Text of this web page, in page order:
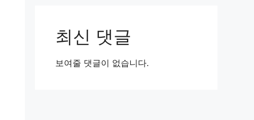
최신 댓글
보여줄 댓글이 없습니다.